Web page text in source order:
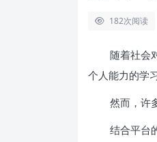
182次阅读
随着社会
个人能力的学
然而，许
结合平台